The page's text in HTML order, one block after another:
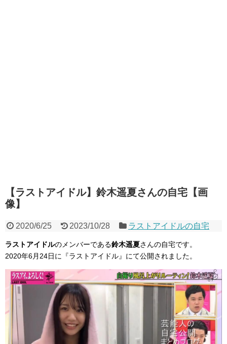
【ラストアイドル】鈴木遥夏さんの自宅【画
像】
2020/6/25 2023/10/28 ラストアイドルの自宅
ラストアイドルのメンバーである鈴木遥夏さんの自宅です。
2020年6月24日に『ラストアイドル』にて公開されました。